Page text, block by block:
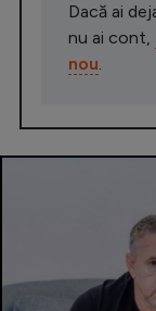
Dacă ai
nu ai cont,
nou.